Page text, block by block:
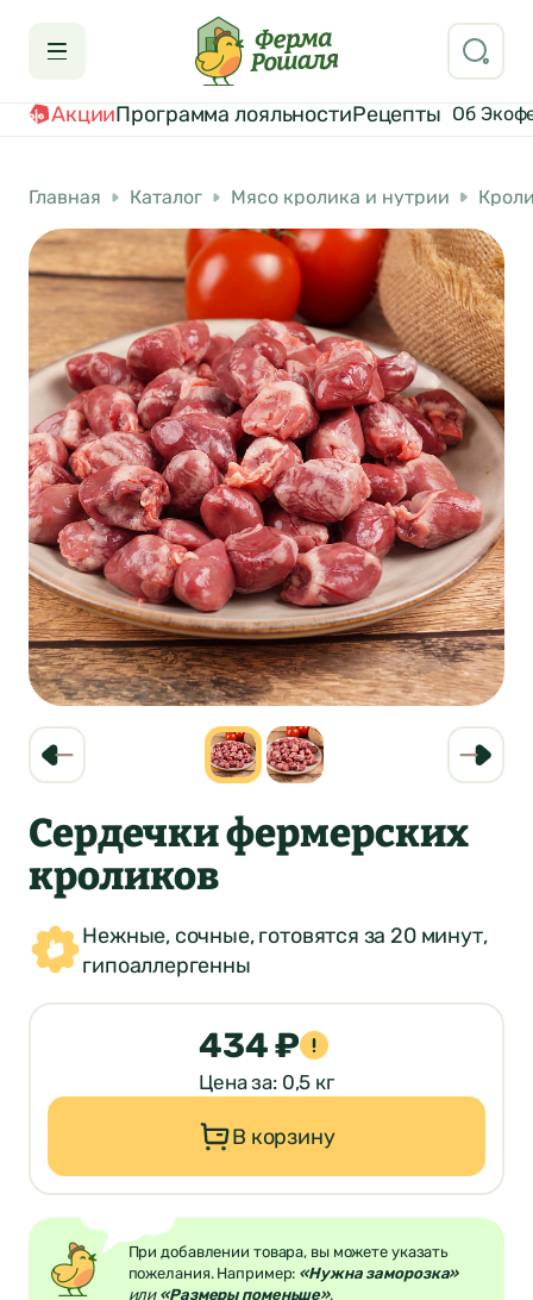
АкцииПрограмма лояльностиРецепты Об
Главная Каталог Мясо кролика и нутрии
Сердечки фермерских
кроликов
Нежные, сочные, готовятся за 20 минут,
гипоаллергенны
434 ₽
Цена за: 0,5 кг
В корзину
При добавлении товара, вы можете указать
пожелания. Например: «Нужна заморозка»
или «Размеры поменьше».